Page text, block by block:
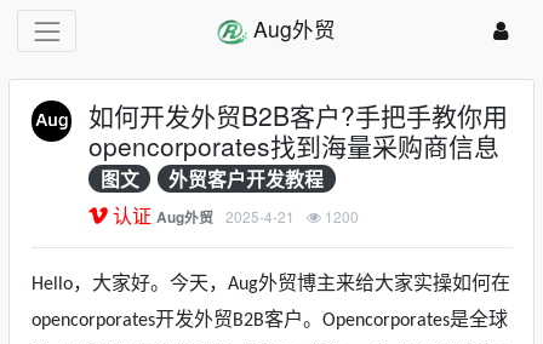
Aug外贸
如何开发外贸B2B客户?手把手教你用
opencorporates找到海量采购商信息
图文 外贸客户开发教程
认证Aug外贸 2025-4-21 1200
Hello，大家好。今天， Aug外贸博主来给大家实操如何在
opencorporates开发外贸B2B客户。 Opencorporates是全球